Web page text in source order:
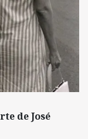
de José